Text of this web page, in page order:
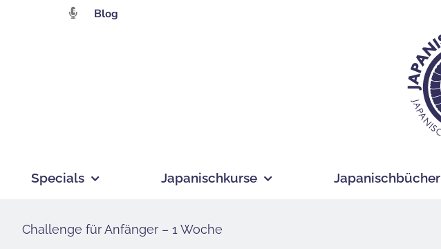
Blog
Specials Japanischkurse Japanischbücher
Challenge für Anfänger – 1 Woche